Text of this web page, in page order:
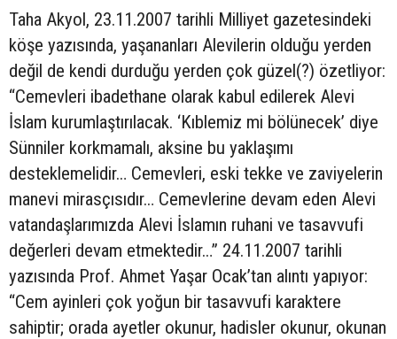
Taha Akyol, 23.11.2007 tarihli Milliyet gazetesindeki
köşe yazısında, yaşananları Alevilerin olduğu yerden
değil de kendi durduğu yerden çok güzel(?) özetliyor:
“Cemevleri ibadethane olarak kabul edilerek Alevi
İslam kurumlaştırılacak. ‘Kıblemiz mi bölünecek’ diye
Sünniler korkmamalı, aksine bu yaklaşımı
desteklemelidir… Cemevleri, eski tekke ve zaviyelerin
manevi mirasçısıdır… Cemevlerine devam eden Alevi
vatandaşlarımızda Alevi İslamın ruhani ve tasavvufi
değerleri devam etmektedir…” 24.11.2007 tarihli
yazısında Prof. Ahmet Yaşar Ocak’tan alıntı yapıyor:
“Cem ayinleri çok yoğun bir tasavvufi karaktere
sahiptir; orada ayetler okunur, hadisler okunur, okunan